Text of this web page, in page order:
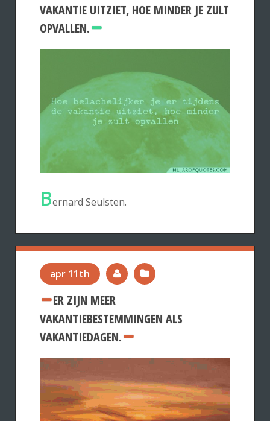
VAKANTIE UITZIET, HOE MINDER JE ZULT
OPVALLEN.
Bernard Seulsten.
apr 11th
ER ZIJN MEER
VAKANTIEBESTEMMINGEN ALS
VAKANTIEDAGEN.